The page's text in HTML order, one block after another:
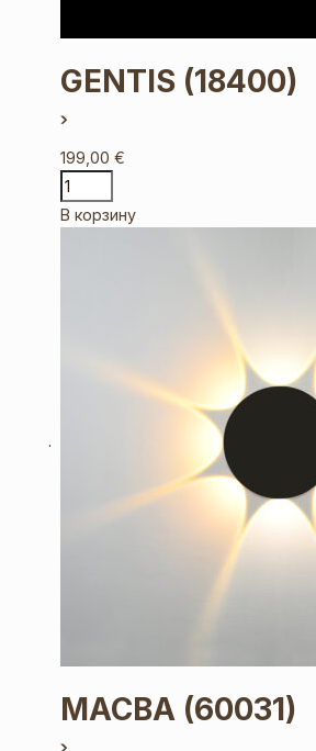
GENTIS (18400)
199,00€
В корзину
MACBA (60031)